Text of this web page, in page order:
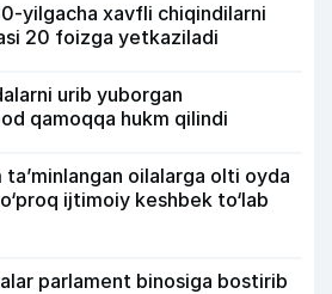
yilgacha xavfli chiqindilarni
20 foizga yetkaziladi
urib yuborgan
qamoqqa hukm qilindi
ta’minlangan oilalarga olti oyda
ijtimoiy keshbek to‘lab
parlament binosiga bostirib